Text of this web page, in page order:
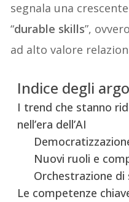
segnala una
“durable skills”,
ad alto valore
Indice degli
I trend che stanno
nell’era dell’AI
Nuovi ruoli e
Orchestrazione
Le competenze